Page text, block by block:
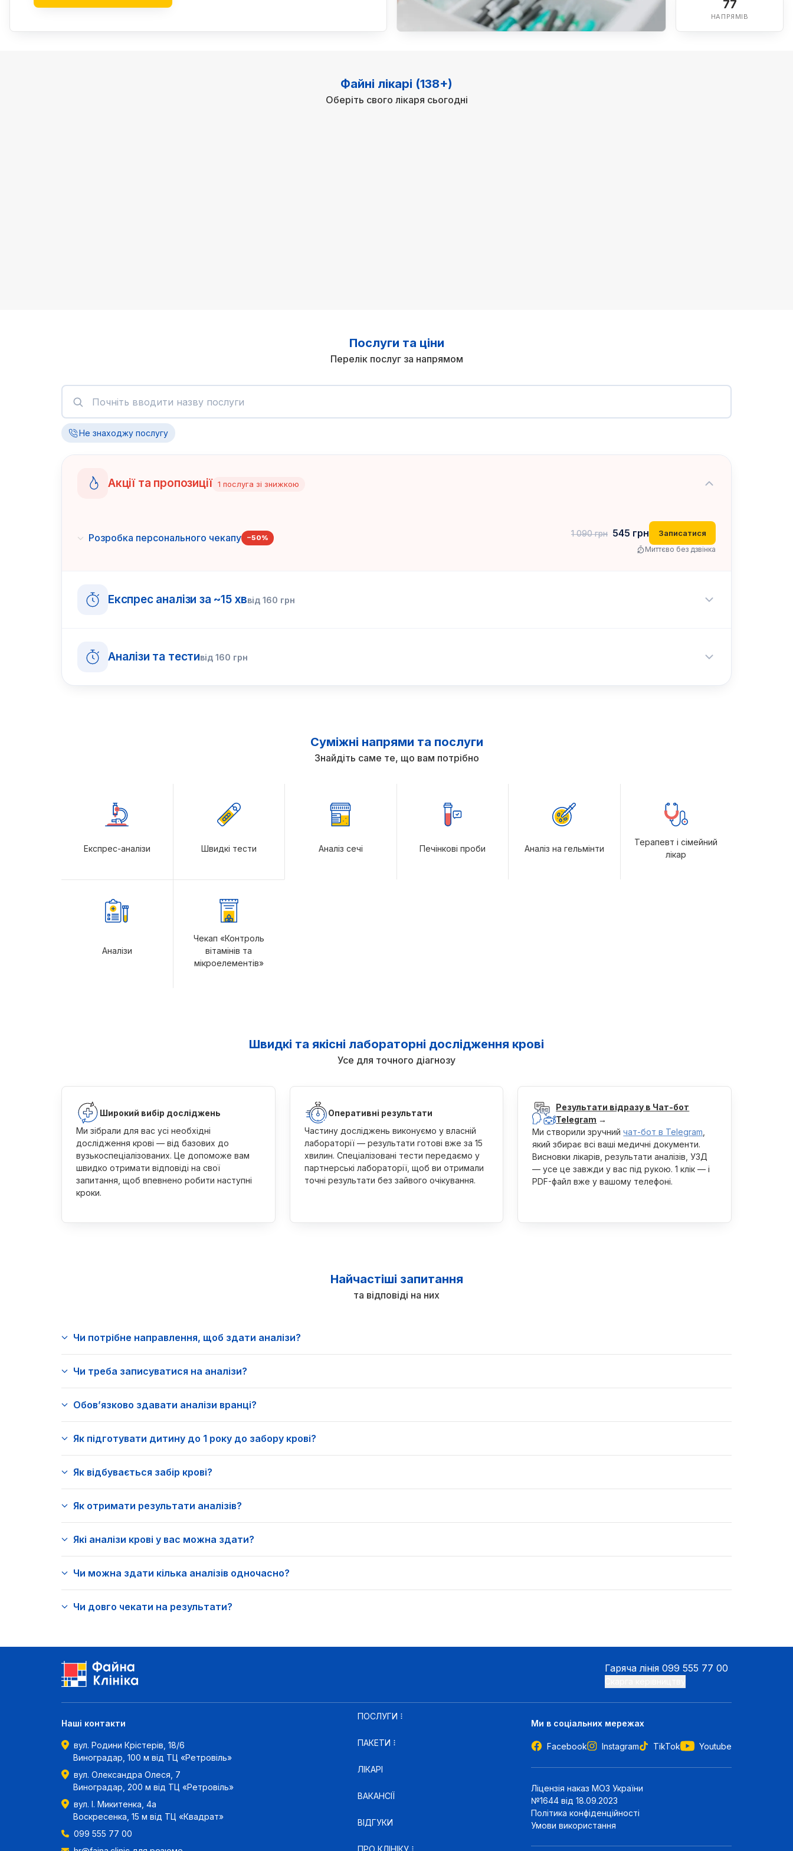
77
НАПРЯМІВ
Файні лікарі (138+)
Оберіть свого лікаря сьогодні
Послуги та ціни
Перелік послуг за напрямом
Не знаходжу послугу
Акції та пропозиції 1 послуга зі знижкою
Розробка персонального чекапу −50% 1 090грн 545 грн Записатися
Миттєво без дзвінка
Експрес аналізи за ~15 хввід160 грн
Аналізи та тестивід 160 грн
Суміжні напрями та послуги
Знайдіть саме те, що вам потрібно
Експрес-аналізи Швидкі тести Аналіз сечі Печінкові проби Аналіз на гельмінти
Терапевт і сімейний
лікар
Аналізи
Чекап «Контроль
вітамінів та
мікроелементів»
Швидкі та якісні лабораторні дослідження крові
Усе для точного діагнозу
Широкий вибір досліджень
Ми зібрали для вас усі необхідні
дослідження крові — від базових до
вузькоспеціалізованих. Це допоможе вам
швидко отримати відповіді на свої
запитання, щоб впевнено робити наступні
кроки.
Оперативні результати
Частину досліджень виконуємо у власній
лабораторії — результати готові вже за 15
хвилин. Спеціалізовані тести передаємо у
партнерські лабораторії, щоб ви отримали
точні результати без зайвого очікування.
Результати відразу в Чат-бот
Telegram →
Ми створили зручнийчат-бот в Telegram
який збирає всі ваші медичні документи.
Висновки лікарів, результати аналізів, УЗД
— усе це завжди у вас під рукою. 1 клік — і
PDF-файл вже у вашому телефоні.
Найчастіші запитання
та відповіді на них
Чи потрібне направлення, щоб здати аналізи?
Чи треба записуватися на аналізи?
Обовʼязково здавати аналізи вранці?
Як підготувати дитину до 1 року до забору крові?
Як відбувається забір крові?
Як отримати результати аналізів?
Які аналізи крові у вас можна здати?
Чи можна здати кілька аналізів одночасно?
Чи довго чекати на результати?
Гаряча лінія 099 555 77 00
Наші контакти
вул. Родини Крістерів, 18/6
Виноградар, 100 м від ТЦ «Ретровіль»
вул. Олександра Олеся, 7
Виноградар, 200 м від ТЦ «Ретровіль»
вул. І. Микитенка, 4а
Воскресенка, 15 м від ТЦ «Квадрат»
099 555 77 00
ПОСЛУГИ
ПАКЕТИ
ЛІКАРІ
ВАКАНСІЇ
ВІДГУКИ
ПРО КЛІНІКУ
Ми в соціальних мережах
Facebook Instagram TikTok Youtube
Ліцензія наказ МОЗ України
№1644 від 18.09.2023
Політика конфіденційності
Умови використання